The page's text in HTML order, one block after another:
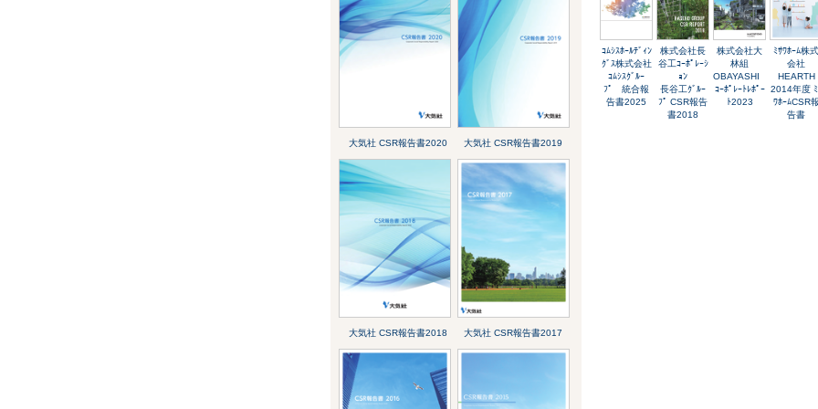
大気社 CSR報告書2020 大気社 CSR報告書2019
大気社 CSR報告書2018 大気社 CSR報告書2017
ｺﾑｼｽﾎｰﾙﾃﾞｨﾝ
ｸﾞｽ株式会社
ｺﾑｼｽｸﾞﾙｰ
ﾌﾟ 統合報
告書2025
株式会社長
谷工ｺｰﾎﾟﾚｰｼ
ｮﾝ
長谷工ｸﾞﾙｰ
ﾌﾟ CSR報告
書2018
株式会社大
林組
OBAYASHI
ｺｰﾎﾟﾚｰﾄﾚﾎﾟｰ
ﾄ2023
ﾐｻﾜﾎｰﾑ株式
会社
HEARTH
2014年度
ﾜﾎｰﾑCSR報
告書